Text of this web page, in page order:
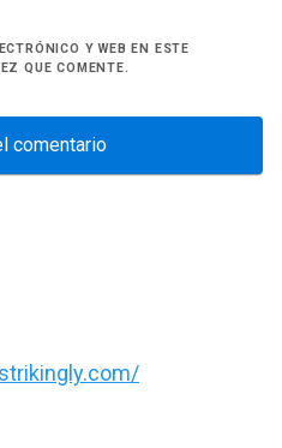
Y WEB EN ESTE
QUE COMENTE.